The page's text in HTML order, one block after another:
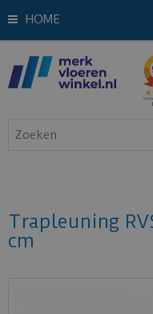
HOME
Trapleuning
cm